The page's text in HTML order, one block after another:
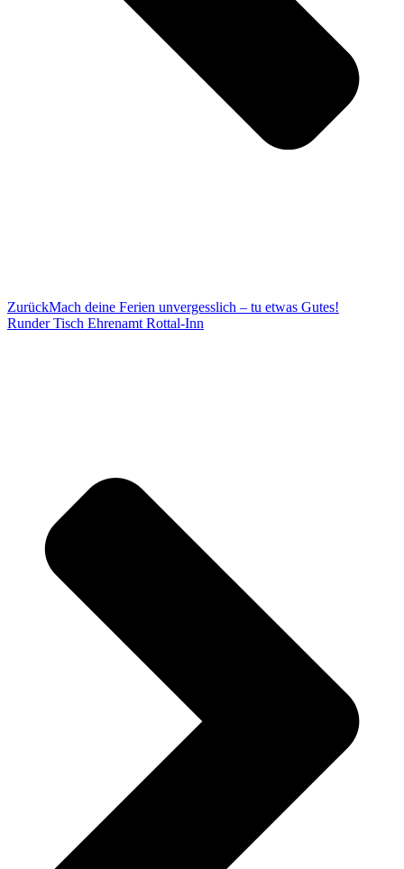
ZurückMach deine Ferien unvergesslich – tu etwas Gutes!
Runder Tisch Ehrenamt Rottal-Inn